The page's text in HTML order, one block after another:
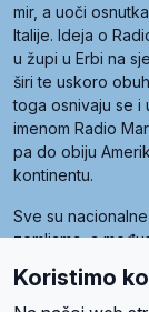
mir, a uoči
Italije. Ideja o
u župi u Erbi na
širi te uskoro
toga osnivaju se i
imenom Radio
pa do obiju
kontinentu.
Sve su
zemljama, a
Radio Maria).
Koristimo